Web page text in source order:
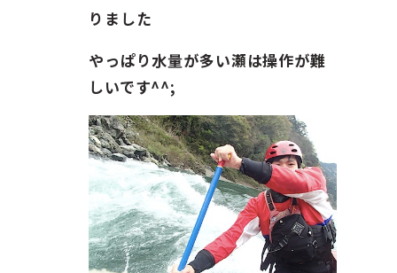
りました
やっぱり水量が多い瀬は操作が難
しいです^^;